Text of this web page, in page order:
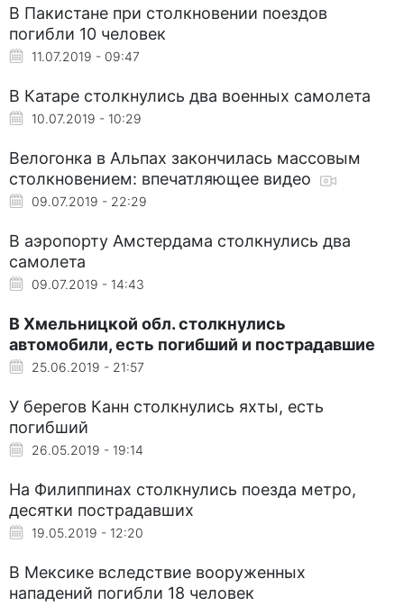
В Пакистане при столкновении поездов
погибли 10 человек
11.07.2019 - 09:47
В Катаре столкнулись два военных самолета
10.07.2019 - 10:29
Велогонка в Альпах закончилась массовым
столкновением: впечатляющее видео
09.07.2019 - 22:29
В аэропорту Амстердама столкнулись два
самолета
09.07.2019 - 14:43
В Хмельницкой обл. столкнулись
автомобили, есть погибший и пострадавшие
25.06.2019 - 21:57
У берегов Канн столкнулись яхты, есть
погибший
26.05.2019 - 19:14
На Филиппинах столкнулись поезда метро,
десятки пострадавших
19.05.2019 - 12:20
В Мексике вследствие вооруженных
нападений погибли 18 человек